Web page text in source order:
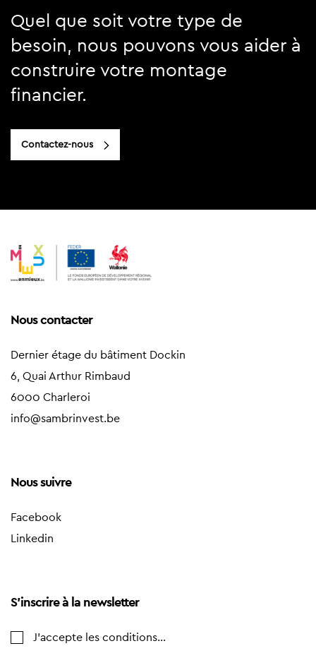
Quel que soit votre type de
besoin, nous pouvons vous aider à
construire votre montage
financier.
Contactez-nous
Nous contacter
Dernier étage du bâtiment Dockin
6, Quai Arthur Rimbaud
6000 Charleroi
info@sambrinvest.be
Nous suivre
Facebook
Linkedin
S'inscrire à la newsletter
J'accepte les conditions...